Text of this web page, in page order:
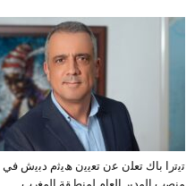
ﺗﯾﺗرا ﺑﺎك ﺗﻌﻠن ﻋن ﺗﻌﯾﯾن ھﯾﺛم دﺑﯾش ﻓﻲ